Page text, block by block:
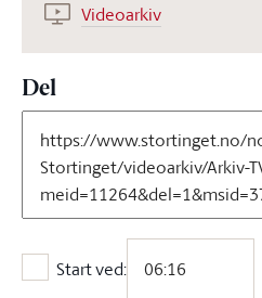
Videoarkiv
Del
Start ved:
Start ved: